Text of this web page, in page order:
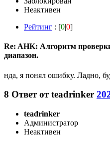
Неактивен
Рейтинг : [0|0]
Re: AHK: Алгоритм
диапазон.
нда, я понял ошибку. Ладно,
8 Ответ отteadrinker
teadrinker
Администратор
Неактивен